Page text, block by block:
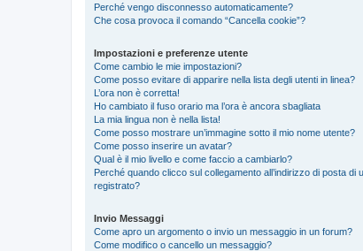
Perché vengo disconnesso automaticamente?
Che cosa provoca il comando “Cancella cookie”?
Impostazioni e preferenze utente
Come cambio le mie impostazioni?
Come posso evitare di apparire nella lista degli utenti in linea?
L’ora non è corretta!
Ho cambiato il fuso orario ma l’ora è ancora sbagliata
La mia lingua non è nella lista!
Come posso mostrare un’immagine sotto il mio nome utente?
Come posso inserire un avatar?
Qual è il mio livello e come faccio a cambiarlo?
Perché quando clicco sul collegamento all’indirizzo di posta
registrato?
Invio Messaggi
Come apro un argomento o invio un messaggio in un forum?
Come modifico o cancello un messaggio?